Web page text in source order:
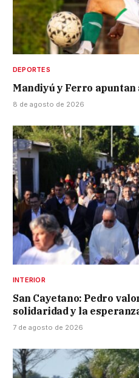
DEPORTES
Mandiyú y Ferro
8 de agosto de 2026
INTERIOR
San Cayetano: Pedro
solidaridad y la
7 de agosto de 2026